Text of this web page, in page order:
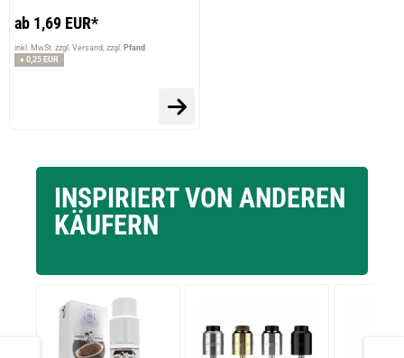
ab 1,69 EUR*
inkl. MwSt. zzgl. Versand zzgl.
Pfand
+ 0,25 EUR
INSPIRIERT VON ANDEREN
KÄUFERN